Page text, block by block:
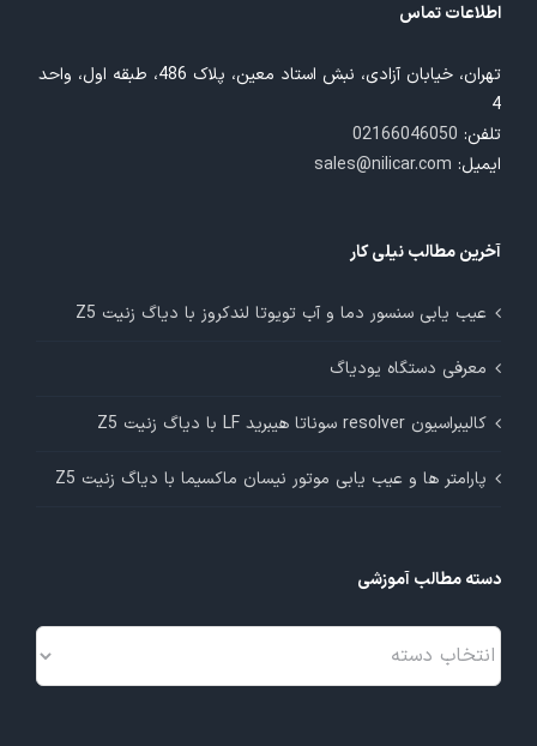
اطلاعات تماس
تهران، خیابان آزادی، نبش استاد معین، پلاک 486، طبقه اول، واحد
4
تلفن: 02166046050
ایمیل: sales@nilicar.com
آخرین مطالب نیلی کار
عیب یابی سنسور دما و آب تویوتا لندکروز با دیاگ زنیت Z5
معرفی دستگاه یودیاگ
کالیبراسیون resolver سوناتا هیبرید LF با دیاگ زنیت Z5
پارامتر ها و عیب یابی موتور نیسان ماکسیما با دیاگ زنیت Z5
دسته مطالب آموزشی
دسته